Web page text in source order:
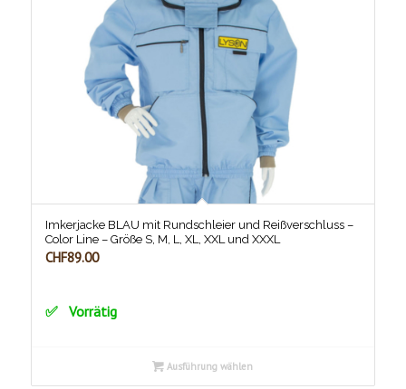
Imkerjacke BLAU mit Rundschleier und Reißverschluss –
Color Line – Größe S, M, L, XL, XXL und XXXL
CHF89.00
Vorrätig
Ausführung wählen